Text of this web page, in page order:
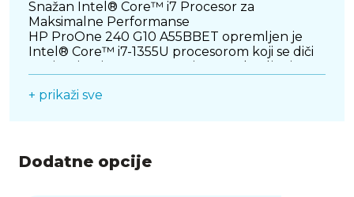
Snažan Intel® Core™ i7 Procesor za
Maksimalne Performanse
HP ProOne 240 G10 A55BBET opremljen je
Intel® Core™ i7-1355U procesorom koji se diči
5,0 GHz uz tehnologiju Intel® Turbo Boost,
zahtijevaju visoke performanse i pokretanje
više aplikacija u isto vrijeme. Ovaj 10-jezgreni
+ prikaži sve
Dodatne opcije